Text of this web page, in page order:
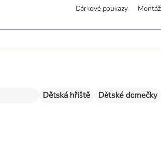
Dárkové poukazy Montáž
Dětská hřiště Dětské domečky